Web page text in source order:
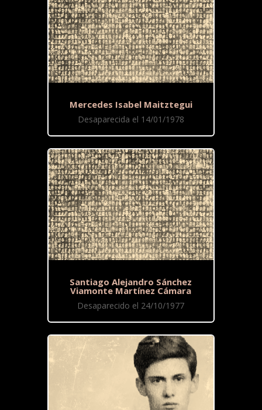
Mercedes Isabel Maitztegui
Desaparecida el 14/01/1978
Santiago Alejandro Sánchez
Viamonte Martínez Cámara
Desaparecido el 24/10/1977